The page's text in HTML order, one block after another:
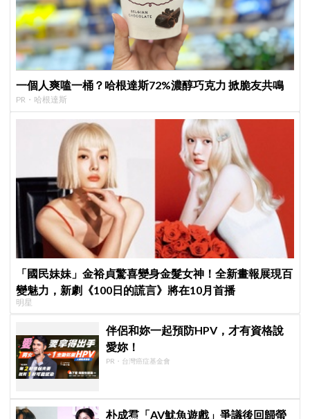
一個人爽嗑一桶？哈根達斯72%濃醇巧克力 掀脆友共鳴
PR・哈根達斯
「國民妹妹」金裕貞驚喜變身金髮女神！全新畫報展現百
變魅力，新劇《100日的謊言》將在10月首播
明星
伴侶和妳一起預防HPV，才有資格說
愛妳！
PR・台灣癌症基金會
朴成焄「AV魷魚遊戲」爭議後回歸螢